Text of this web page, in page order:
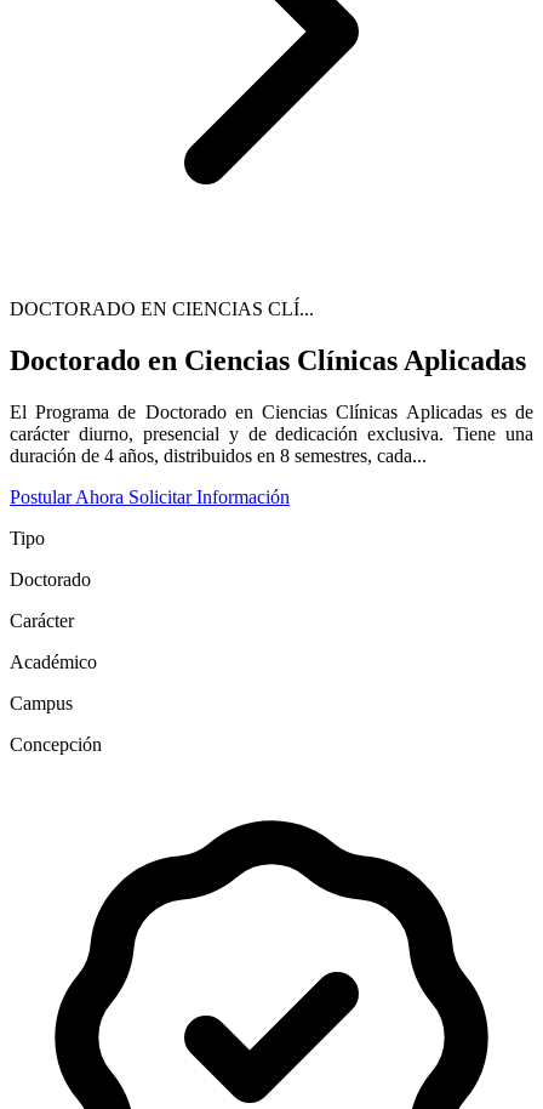
DOCTORADO EN CIENCIAS CLÍ...
Doctorado en Ciencias Clínicas Aplicadas
El Programa de Doctorado en Ciencias Clínicas Aplicadas es de
carácter diurno, presencial y de dedicación exclusiva. Tiene una
duración de 4 años, distribuidos en 8 semestres, cada...
Postular Ahora Solicitar Información
Tipo
Doctorado
Carácter
Académico
Campus
Concepción